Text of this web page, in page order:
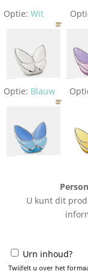
Optie: Wit
Optie: Blauw
U kunt dit
Urn inhoud?
Twijfelt u over het